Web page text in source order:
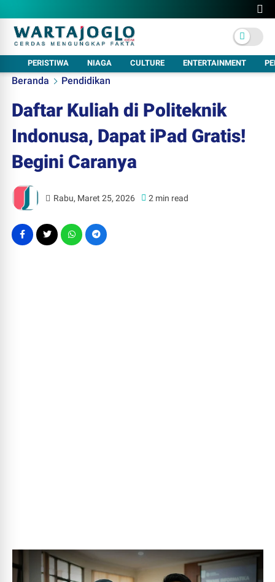
PERISTIWA NIAGA CULTURE ENTERTAINMENT
Beranda Pendidikan
Daftar Kuliah di Politeknik
Indonusa, Dapat iPad Gratis!
Begini Caranya
Rabu, Maret 25, 2026 2 min read